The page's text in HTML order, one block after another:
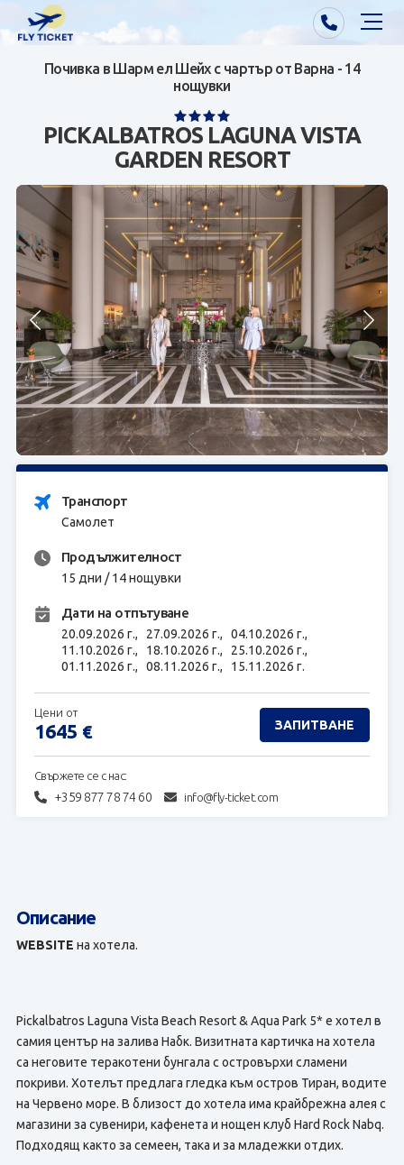
Почивки от Варна
Почивки от София/Пловдив/Бургас
Самолетни билети
Визи
Контакти
За нас
ЗАПИТВАНЕ
Почивка в Шарм ел Шейх с чартър от Варна - 14
нощувки
PICKALBATROS LAGUNA VISTA
GARDEN RESORT
Транспорт
Самолет
Продължителност
15 дни / 14 нощувки
Дати на отпътуване
20.09.2026 г., 27.09.2026 г., 04.10.2026 г.,
11.10.2026 г., 18.10.2026 г., 25.10.2026 г.,
01.11.2026 г., 08.11.2026 г., 15.11.2026 г.
Свържете се с нас:
+359 877 78 74 60 info@fly-ticket.com
Цени от
1645 € ЗАПИТВАНЕ
Описание
WEBSITE на хотела.
Pickalbatros Laguna Vista Beach Resort & Aqua Park 5* е хотел в
самия център на залива Набк. Визитната картичка на хотела
са неговите теракотени бунгала с островърхи сламени
покриви. Хотелът предлага гледка към остров Тиран, водите
на Червено море. В близост до хотела има крайбрежна алея с
магазини за сувенири, кафенета и нощен клуб Hard Rock Nabq.
Подходящ както за семеен, така и за младежки отдих.